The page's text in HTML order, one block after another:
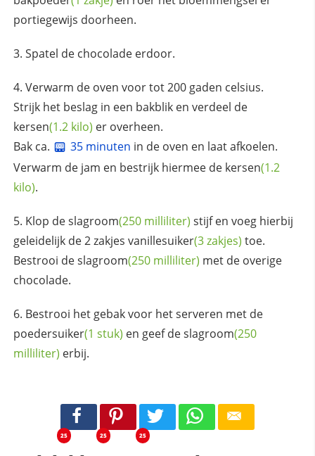
portiegewijs doorheen.
Spatel de chocolade erdoor.
Verwarm de oven voor tot 200 gaden celsius.
Strijk het beslag in een bakblik en verdeel de
kersen(1.2 kilo) er overheen.
Bak ca.
35 minuten in de oven en laat afkoelen.
Verwarm de jam en bestrijk hiermee de kersen(1.2
kilo).
Klop deslagroom(250 milliliter) stijf en voeg hierbij
geleidelijk de 2 zakjes vanillesuiker(3 zakjes) toe.
Bestrooi deslagroom(250 milliliter) met de overige
chocolade.
Bestrooi het gebak voor het serveren met de
poedersuiker(1 stuk) en geef deslagroom(250
milliliter) erbij.
25 25 25